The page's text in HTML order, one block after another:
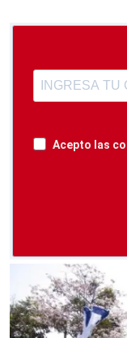
Acepto las